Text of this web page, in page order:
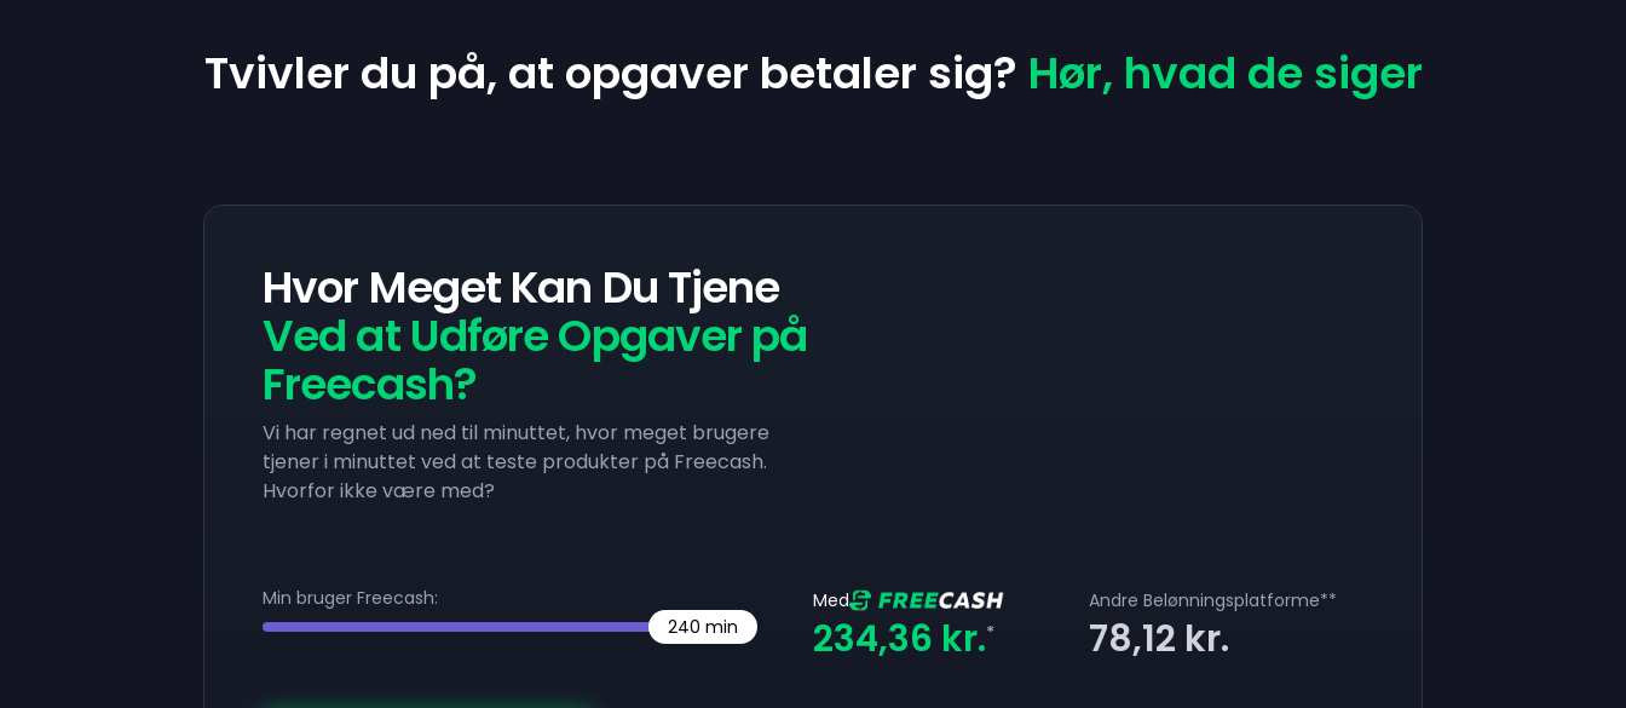
Tvivler du på, at opgaver betaler sig? Hør, hvad de siger
Hvor Meget Kan Du Tjene
Ved at Udføre Opgaver på
Freecash?
Vi har regnet ud ned til minuttet, hvor meget brugere
tjener i minuttet ved at teste produkter på Freecash.
Hvorfor ikke være med?
Min bruger Freecash:
240 min
Med
234,36 kr.*
Andre Belønningsplatforme**
78,12 kr.